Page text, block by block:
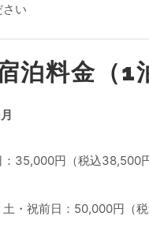
さい
泊料金（1
：35,000円（税込38,500円
土・祝前日：50,000円（